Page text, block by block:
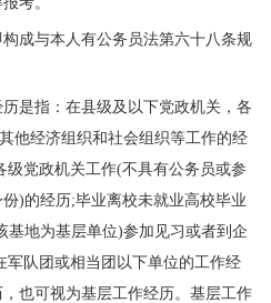
与本人有公务员法第六十八条规
指：在县级及以下党政机关，各
他经济组织和社会组织等工作的经
级党政机关工作(不具有公务员或参
)的经历;毕业离校未就业高校毕业
基地为基层单位)参加见习或者到企
军队团或相当团以下单位的工作经
也可视为基层工作经历。基层工作